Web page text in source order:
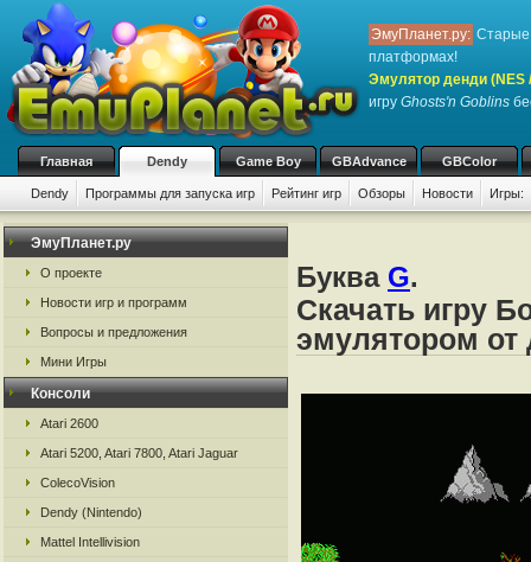
ЭмуПланет.ру: Старые
платформах!
Эмулятор денди (NES
игру Ghosts'n Goblins
Главная Dendy Game Boy GBAdvance GBColor
Dendy Программы для запуска игр Рейтинг игр Обзоры Новости Игры:
ЭмуПланет.ру
О проекте
Новости игр и программ
Вопросы и предложения
Мини Игры
Консоли
Atari 2600
Atari 5200, Atari 7800, Atari Jaguar
ColecoVision
Dendy (Nintendo)
Mattel Intellivision
Буква G.
Скачать игру
эмулятором от